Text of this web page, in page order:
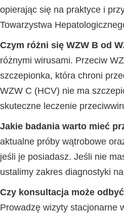
opierając się na praktyce i
Towarzystwa
Czym różni się WZW B od
różnymi wirusami. Przeciw
szczepionka, która chroni
WZW C (HCV) nie ma
skuteczne leczenie
Jakie badania warto mieć
aktualne próby wątrobowe
jeśli je posiadasz. Jeśli nie
ustalimy zakres diagnostyki
Czy konsultacja może
Prowadzę wizyty stacjonarne